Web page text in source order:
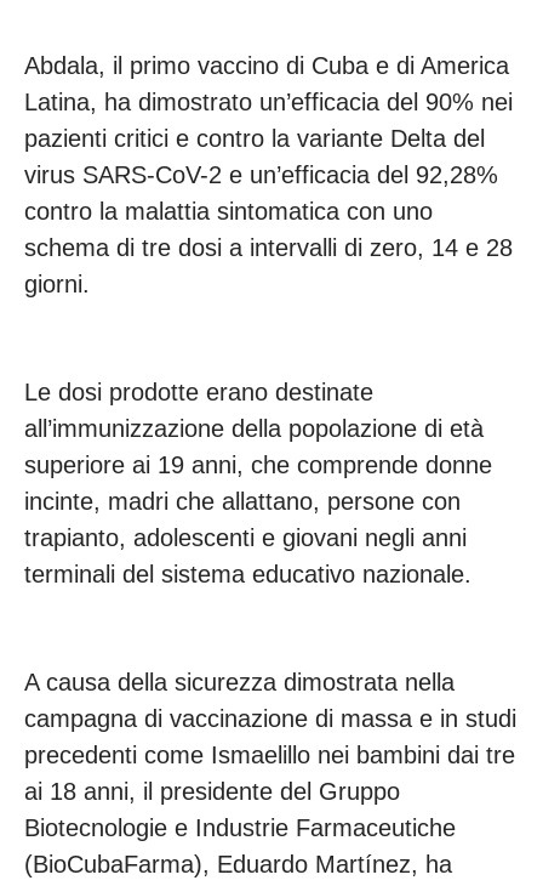
Abdala, il primo vaccino di Cuba e di America
Latina, ha dimostrato un’efficacia del 90% nei
pazienti critici e contro la variante Delta del
virus SARS-CoV-2 e un’efficacia del 92,28%
contro la malattia sintomatica con uno
schema di tre dosi a intervalli di zero, 14 e 28
giorni.
Le dosi prodotte erano destinate
all’immunizzazione della popolazione di età
superiore ai 19 anni, che comprende donne
incinte, madri che allattano, persone con
trapianto, adolescenti e giovani negli anni
terminali del sistema educativo nazionale.
A causa della sicurezza dimostrata nella
campagna di vaccinazione di massa e in studi
precedenti come Ismaelillo nei bambini dai tre
ai 18 anni, il presidente del Gruppo
Biotecnologie e Industrie Farmaceutiche
(BioCubaFarma), Eduardo Martínez, ha